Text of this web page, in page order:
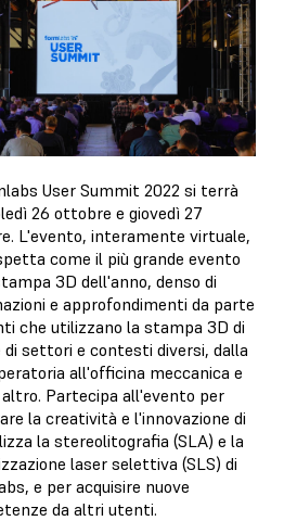
User Summit 2022 si terrà
26 ottobre e giovedì 27
L'evento, interamente virtuale,
come il più grande evento
3D dell'anno, denso di
e approfondimenti da parte
che utilizzano la stampa 3D di
di settori e contesti diversi, dalla
all'officina meccanica e
Partecipa all'evento per
la creatività e l'innovazione di
la stereolitografia (SLA) e la
laser selettiva (SLS) di
e per acquisire nuove
da altri utenti.